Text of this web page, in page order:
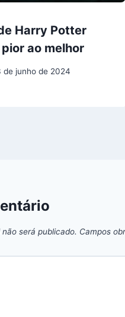
Harry Potter
ao melhor
de junho de 2024
será publicado. Campos